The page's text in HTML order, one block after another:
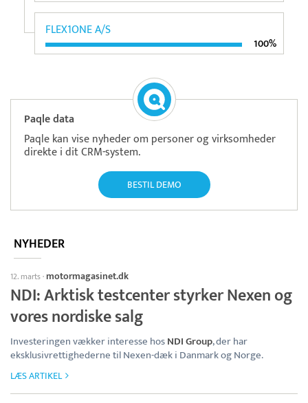
FLEX1ONE A/S
100%
Paqle data
Paqle kan vise nyheder om personer og virksomheder
direkte i dit CRM-system.
BESTIL DEMO
NYHEDER
12. marts· motormagasinet.dk
NDI: Arktisk testcenter styrker Nexen og
vores nordiske salg
Investeringen vækker interesse hosNDI Group, der har
eksklusivrettighederne til Nexen-dæk i Danmark og Norge.
LÆS ARTIKEL